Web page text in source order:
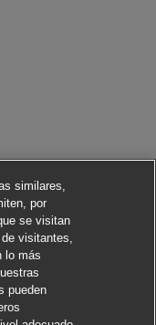
similares,
por
se visitan
visitantes,
lo más
pueden